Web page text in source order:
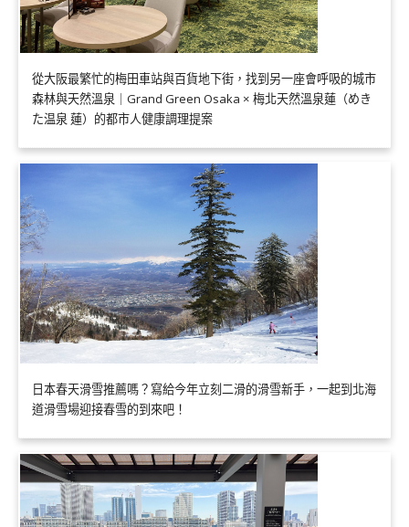
從大阪最繁忙的梅田車站與百貨地下街，找到另一座會呼吸的城市
森林與天然溫泉｜Grand Green Osaka × 梅北天然溫泉蓮（めき
た温泉 蓮）的都市人健康調理提案
日本春天滑雪推薦嗎？寫給今年立刻二滑的滑雪新手，一起到北海
道滑雪場迎接春雪的到來吧！